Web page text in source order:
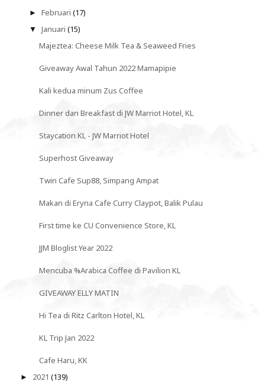
►Februari(17)
▼Januari(15)
Majeztea: Cheese Milk Tea & Seaweed Fries
Giveaway Awal Tahun 2022 Mamapipie
Kali kedua minum Zus Coffee
Dinner dan Breakfast di JW Marriot Hotel, KL
Staycation KL - JW Marriot Hotel
Superhost Giveaway
Twin Cafe Sup88, Simpang Ampat
Makan di Eryna Cafe Curry Claypot, Balik Pulau
First time ke CU Convenience Store, KL
JJM Bloglist Year 2022
Mencuba %Arabica Coffee di Pavilion KL
GIVEAWAY ELLY MATIN
Hi Tea di Ritz Carlton Hotel, KL
KL Trip Jan 2022
Cafe Haru, KK
► 2021 (139)